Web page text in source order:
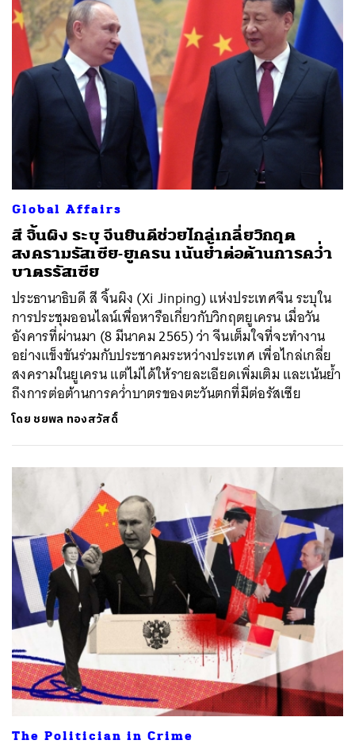
Global Affairs
สี จิ้นผิง ระบุ จีนยินดีช่วยไกล่เกลี่ยวิกฤต
สงครามรัสเซีย-ยูเครน เน้นย้ำต่อต้านการคว่ำ
บาตรรัสเซีย
ประธานาธิบดี สี จิ้นผิง (Xi Jinping) แห่งประเทศจีน ระบุใน
การประชุมออนไลน์เพื่อหารือเกี่ยวกับวิกฤตยูเครน เมื่อวัน
อังคารที่ผ่านมา (8 มีนาคม 2565) ว่า จีนเต็มใจที่จะทำงาน
อย่างแข็งขันร่วมกับประชาคมระหว่างประเทศ เพื่อไกล่เกลี่ย
สงครามในยูเครน แต่ไม่ได้ให้รายละเอียดเพิ่มเติม และเน้นย้ำ
ถึงการต่อต้านการคว่ำบาตรของตะวันตกที่มีต่อรัสเซีย
โดย ชยพล ทองสวัสดิ์
The Politician in Crime